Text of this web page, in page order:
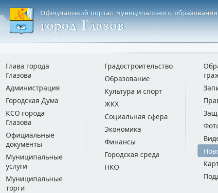
Глава города
Глазова
Администрация
Городская Дума
КСО города
Глазова
Официальные
документы
Муниципальные
услуги
Муниципальные
торги
Градостроительство
Образование
Культура и спорт
ЖКХ
Социальная сфера
Экономика
Финансы
Городская среда
НКО